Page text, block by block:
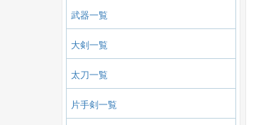
武器一覧
大剣一覧
太刀一覧
片手剣一覧